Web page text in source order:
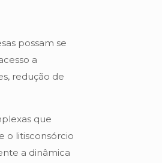
possam se
a
redução de
que
o litisconsórcio
a dinâmica